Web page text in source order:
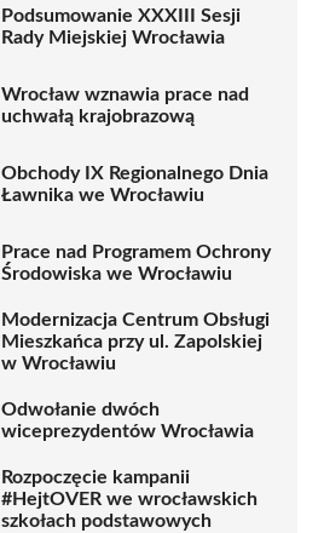
Podsumowanie XXXIII Sesji
Rady Miejskiej Wrocławia
Wrocław wznawia prace nad
uchwałą krajobrazową
Obchody IX Regionalnego Dnia
Ławnika we Wrocławiu
Prace nad Programem Ochrony
Środowiska we Wrocławiu
Modernizacja Centrum Obsługi
Mieszkańca przy ul. Zapolskiej
w Wrocławiu
Odwołanie dwóch
wiceprezydentów Wrocławia
Rozpoczęcie kampanii
#HejtOVER we wrocławskich
szkołach podstawowych